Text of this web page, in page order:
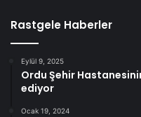
Rastgele Haberler
Eylül 9, 2025
Ordu Şehir
ediyor
Ocak 19, 2024